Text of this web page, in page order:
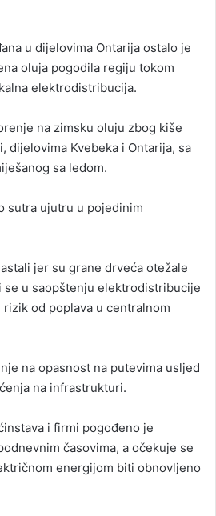
u dijelovima Ontarija ostalo je
oluja pogodila regiju tokom
elektrodistribucija.
na zimsku oluju zbog kiše
dijelovima Kvebeka i Ontarija, sa
sa ledom.
sutra ujutru u pojedinim
jer su grane drveća otežale
se u saopštenju elektrodistribucije
od poplava u centralnom
na opasnost na putevima usljed
na infrastrukturi.
i firmi pogođeno je
časovima, a očekuje se
energijom biti obnovljeno